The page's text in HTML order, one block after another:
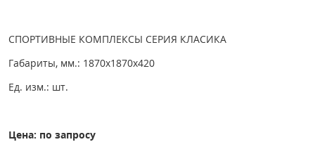
СПОРТИВНЫЕ КОМПЛЕКСЫ СЕРИЯ КЛАСИКА
Габариты, мм.: 1870x1870x420
Ед. изм.: шт.
Цена: по запросу